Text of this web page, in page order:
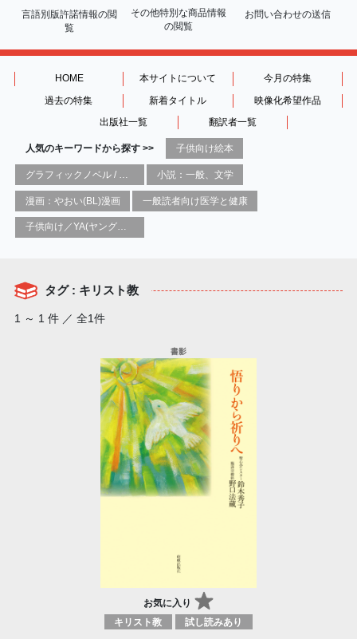
言語別版許諾情報の閲
覧
その他特別な商品情報
の閲覧
お問い合わせの送信
HOME 本サイトについて
今月の特集
過去の特集
新着タイトル
映像化希望作品
出版社一覧
翻訳者一覧
人気のキーワードから探す >> 子供向け絵本
小説：一般、文学
漫画：やおい(BL)漫画 一般読者向け医学と健康
子供向け／YA(ヤングアダルト)向け一般：芸術&芸術家
タグ : キリスト教
1 ～ 1 件 ／ 全1件
お気に入り
キリスト教 試し読みあり